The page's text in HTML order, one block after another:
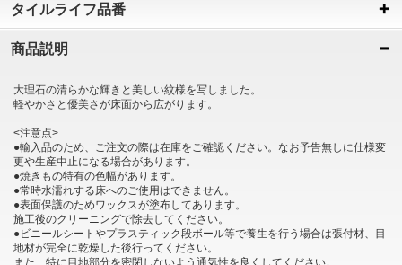
タイルライフ品番
商品説明
大理石の清らかな輝きと美しい紋様を写しました。
軽やかさと優美さが床面から広がります。
<注意点>
●輸入品のため、ご注文の際は在庫をご確認ください。なお予告無しに仕様変
更や生産中止になる場合があります。
●焼きもの特有の色幅があります。
●常時水濡れする床へのご使用はできません。
●表面保護のためワックスが塗布してあります。
施工後のクリーニングで除去してください。
●ビニールシートやプラスティック段ボール等で養生を行う場合は張付材、目
地材が完全に乾燥した後行ってください。
また、特に目地部分を密閉しないよう通気性を良くしてください。